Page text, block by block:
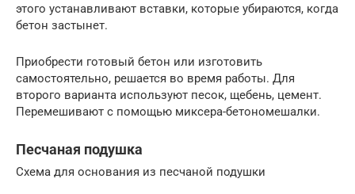
этого устанавливают вставки, которые убираются, когда
бетон застынет.
Приобрести готовый бетон или изготовить
самостоятельно, решается во время работы. Для
второго варианта используют песок, щебень, цемент.
Перемешивают с помощью миксера-бетономешалки.
Песчаная подушка
Схема для основания из песчаной подушки